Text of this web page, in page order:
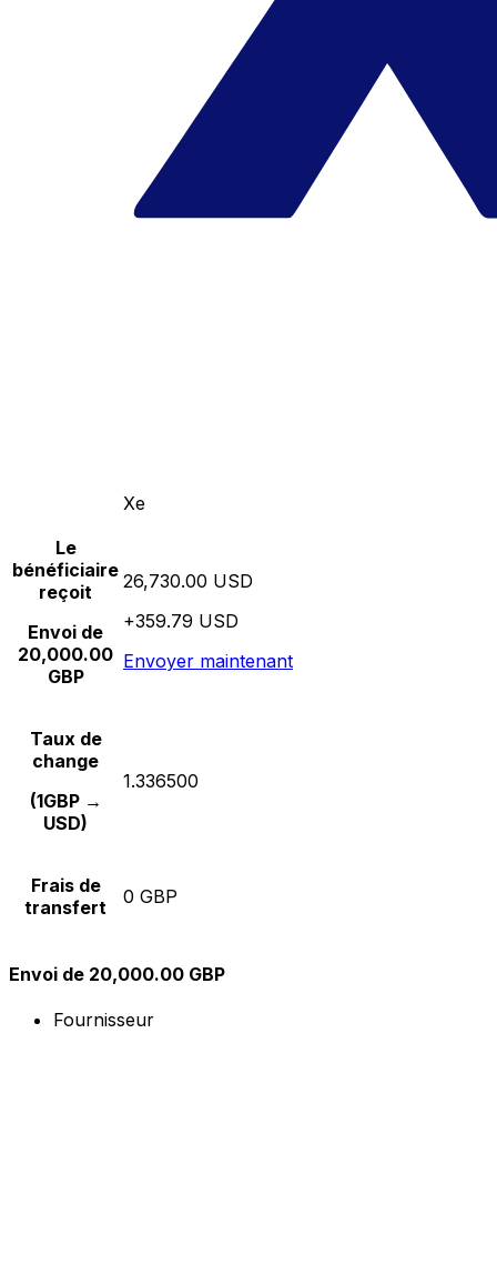
Xe
Le
bénéficiaire
reçoit
Envoi de
20,000.00
GBP
26,730.00 USD
+359.79 USD
Envoyer maintenant
Taux de
change
(1GBP →
USD)
1.336500
Frais de
transfert
0 GBP
Envoi de 20,000.00 GBP
Fournisseur